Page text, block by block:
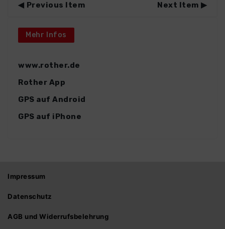
Previous Item Next Item
Mehr Infos
www.rother.de
Rother App
GPS auf Android
GPS auf iPhone
Impressum
Datenschutz
AGB und Widerrufsbelehrung